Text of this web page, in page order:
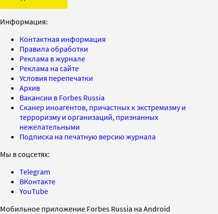
Информация:
Контактная информация
Правила обработки
Реклама в журнале
Реклама на сайте
Условия перепечатки
Архив
Вакансии в Forbes Russia
Сканер иноагентов, причастных к экстремизму и
терроризму и организаций, признанных
нежелательными
Подписка на печатную версию журнала
Мы в соцсетях:
Telegram
ВКонтакте
YouTube
Мобильное приложение Forbes Russia на Android